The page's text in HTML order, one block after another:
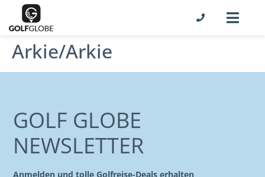
Arkie/Arkie
GOLF GLOBE
NEWSLETTER
Anmelden und tolle Golfreise-Deals erhalten